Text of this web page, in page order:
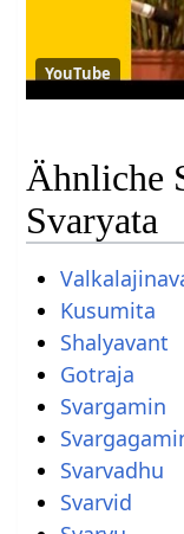
YouTube
Ähnliche
Svaryata
Kusumita
Shalyavant
Gotraja
Svargamin
Svarvadhu
Svarvid